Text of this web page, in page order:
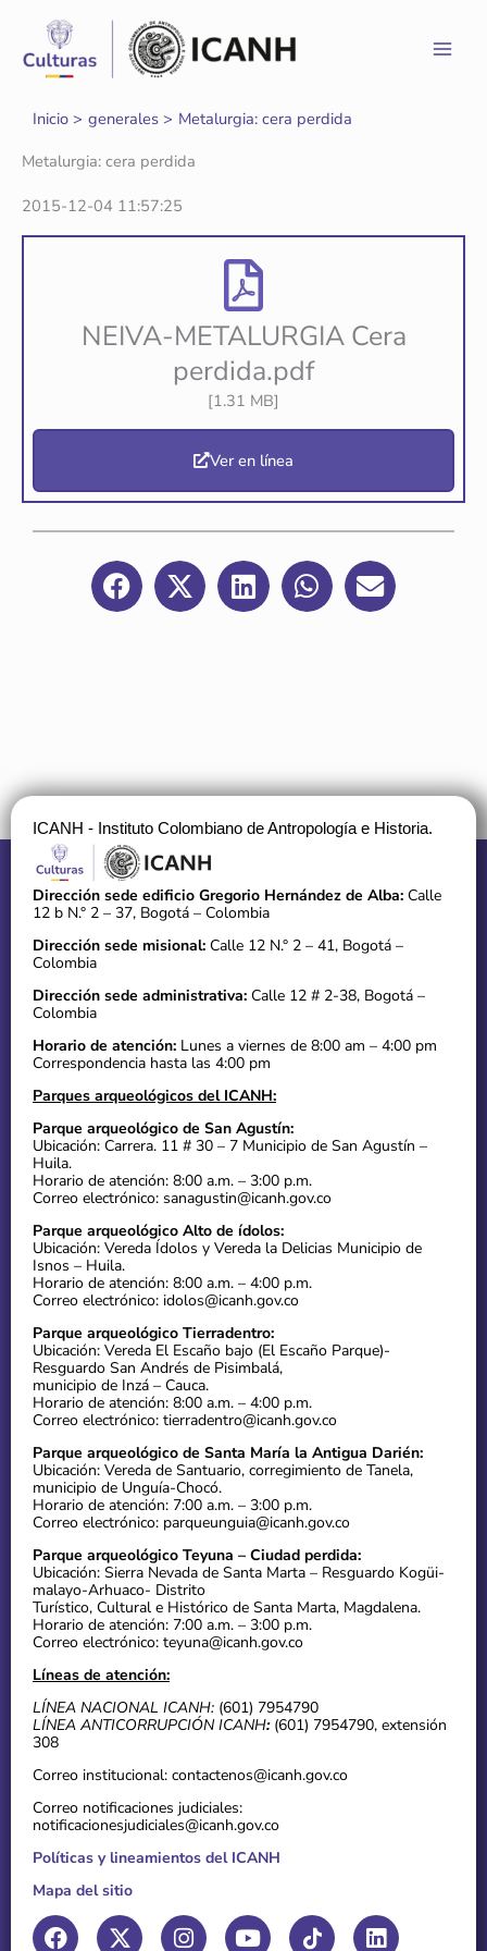
contenido
Inicio generales
Metalurgia: cera perdida
Metalurgia: cera perdida
2015-12-04 11:57:25
NEIVA-METALURGIA Cera
perdida.pdf
[1.31 MB]
Ver en línea
ICANH - Instituto Colombiano de Antropología e Historia.
Dirección sede edificio Gregorio Hernández de Alba: Calle
12 b N.° 2 – 37, Bogotá – Colombia
Dirección sede misional: Calle 12 N.° 2 – 41, Bogotá –
Colombia
Dirección sede administrativa: Calle 12 # 2-38, Bogotá –
Colombia
Horario de atención: Lunes a viernes de 8:00 am – 4:00 pm
Correspondencia hasta las 4:00 pm
Parques arqueológicos del ICANH:
Parque arqueológico de San Agustín:
Ubicación: Carrera. 11 # 30 – 7 Municipio de San Agustín –
Huila.
Horario de atención: 8:00 a.m. – 3:00 p.m.
Correo electrónico: sanagustin@icanh.gov.co
Parque arqueológico Alto de ídolos:
Ubicación: Vereda Ídolos y Vereda la Delicias Municipio de
Isnos – Huila.
Horario de atención: 8:00 a.m. – 4:00 p.m.
Correo electrónico: idolos@icanh.gov.co
Parque arqueológico Tierradentro:
Ubicación: Vereda El Escaño bajo (El Escaño Parque)-
Resguardo San Andrés de Pisimbalá,
municipio de Inzá – Cauca.
Horario de atención: 8:00 a.m. – 4:00 p.m.
Correo electrónico: tierradentro@icanh.gov.co
Parque arqueológico de Santa María la Antigua Darién:
Ubicación: Vereda de Santuario, corregimiento de Tanela,
municipio de Unguía-Chocó.
Horario de atención: 7:00 a.m. – 3:00 p.m.
Correo electrónico: parqueunguia@icanh.gov.co
Parque arqueológico Teyuna – Ciudad perdida:
Ubicación: Sierra Nevada de Santa Marta – Resguardo Kogüi-
malayo-Arhuaco- Distrito
Turístico, Cultural e Histórico de Santa Marta, Magdalena.
Horario de atención: 7:00 a.m. – 3:00 p.m.
Correo electrónico: teyuna@icanh.gov.co
Líneas de atención:
LÍNEA NACIONAL ICANH: (601) 7954790
LÍNEA ANTICORRUPCIÓN ICANH: (601) 7954790, extensión
308
Correo institucional: contactenos@icanh.gov.co
Correo notificaciones judiciales:
notificacionesjudiciales@icanh.gov.co
Políticas y lineamientos del ICANH
Mapa del sitio
F X I Y L
T